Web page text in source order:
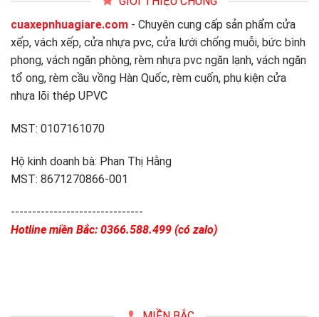
cuaxepnhuagiare.com - Chuyên cung cấp sản phẩm cửa
xếp, vách xếp, cửa nhựa pvc, cửa lưới chống muỗi, bức bình
phong, vách ngăn phòng, rèm nhựa pvc ngăn lạnh, vách ngăn
tổ ong, rèm cầu vồng Hàn Quốc, rèm cuốn, phụ kiện cửa
nhựa lõi thép UPVC
MST: 0107161070
Hộ kinh doanh bà: Phan Thị Hằng
MST: 8671270866-001
-------------------------------
Hotline miền Bắc: 0366.588.499 (có zalo)